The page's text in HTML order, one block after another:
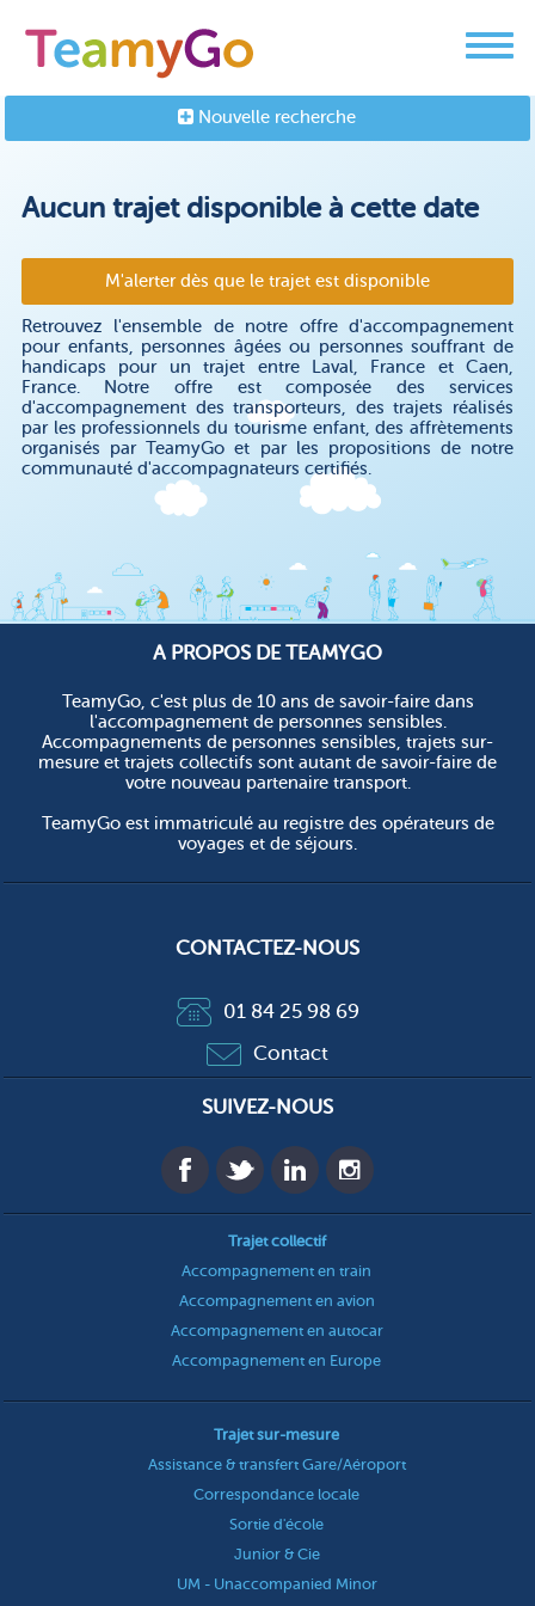
Nouvelle recherche
Aucun trajet disponible à cette date
M'alerter dès que le trajet est disponible
Retrouvez l'ensemble de notre offre d'accompagnement
pour enfants, personnes âgées ou personnes souffrant de
handicaps pour un trajet entre Laval, France et Caen,
France. Notre offre est composée des services
d'accompagnement des transporteurs, des trajets réalisés
par les professionnels du tourisme enfant, des affrètements
organisés par TeamyGo et par les propositions de notre
communauté d'accompagnateurs certifiés.
A PROPOS DE TEAMYGO
TeamyGo, c'est plus de 10 ans de savoir-faire dans
l'accompagnement de personnes sensibles.
Accompagnements de personnes sensibles, trajets sur-
mesure et trajets collectifs sont autant de savoir-faire de
votre nouveau partenaire transport.
TeamyGo est immatriculé au registre des opérateurs de
voyages et de séjours.
CONTACTEZ-NOUS
01 84 25 98 69
Contact
SUIVEZ-NOUS
Trajet collectif
Accompagnement en train
Accompagnement en avion
Accompagnement en autocar
Accompagnement en Europe
Trajet sur-mesure
Assistance & transfert Gare/Aéroport
Correspondance locale
Sortie d'école
Junior & Cie
UM - Unaccompanied Minor